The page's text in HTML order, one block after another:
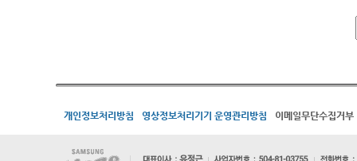
개인정보처리방침 영상정보처리기기 운영관리방침 이메일무단수집거부